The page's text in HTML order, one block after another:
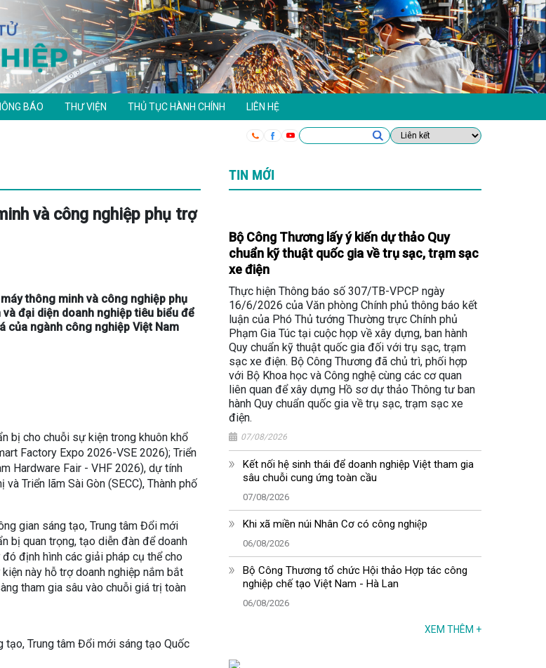
BÁO THƯ VIỆN THỦ TỤC HÀNH CHÍNH LIÊN HỆ
và công nghiệp phụ trợ
thông minh và công nghiệp phụ
đại diện doanh nghiệp tiêu biểu để
của ngành công nghiệp Việt Nam
bị cho chuỗi sự kiện trong khuôn khổ
Factory Expo 2026-VSE 2026); Triển
Hardware Fair - VHF 2026), dự tính
Triển lãm Sài Gòn (SECC), Thành phố
gian sáng tạo, Trung tâm Đổi mới
bị quan trọng, tạo diễn đàn để doanh
định hình các giải pháp cụ thể cho
này hỗ trợ doanh nghiệp nắm bắt
tham gia sâu vào chuỗi giá trị toàn
tạo, Trung tâm Đổi mới sáng tạo Quốc
TIN MỚI
Bộ Công Thương lấy ý kiến dự thảo Quy
chuẩn kỹ thuật quốc gia về trụ sạc, trạm sạc
xe điện
Thực hiện Thông báo số 307/TB-VPCP ngày
16/6/2026 của Văn phòng Chính phủ thông báo kết
luận của Phó Thủ tướng Thường trực Chính phủ
Phạm Gia Túc tại cuộc họp về xây dựng, ban hành
Quy chuẩn kỹ thuật quốc gia đối với trụ sạc, trạm
sạc xe điện. Bộ Công Thương đã chủ trì, phối hợp
với Bộ Khoa học và Công nghệ cùng các cơ quan
liên quan để xây dựng Hồ sơ dự thảo Thông tư ban
hành Quy chuẩn quốc gia về trụ sạc, trạm sạc xe
điện.
07/08/2026
Kết nối hệ sinh thái để doanh nghiệp Việt tham gia
sâu chuỗi cung ứng toàn cầu
07/08/2026
Khi xã miền núi Nhân Cơ có công nghiệp
06/08/2026
Bộ Công Thương tổ chức Hội thảo Hợp tác công
nghiệp chế tạo Việt Nam - Hà Lan
06/08/2026
XEM THÊM +